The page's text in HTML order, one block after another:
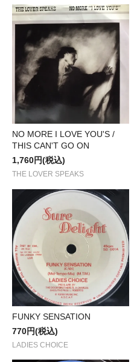
NO MORE I LOVE YOU'S /
THIS CAN'T GO ON
1,760円(税込)
THE LOVER SPEAKS
FUNKY SENSATION
770円(税込)
LADIES CHOICE